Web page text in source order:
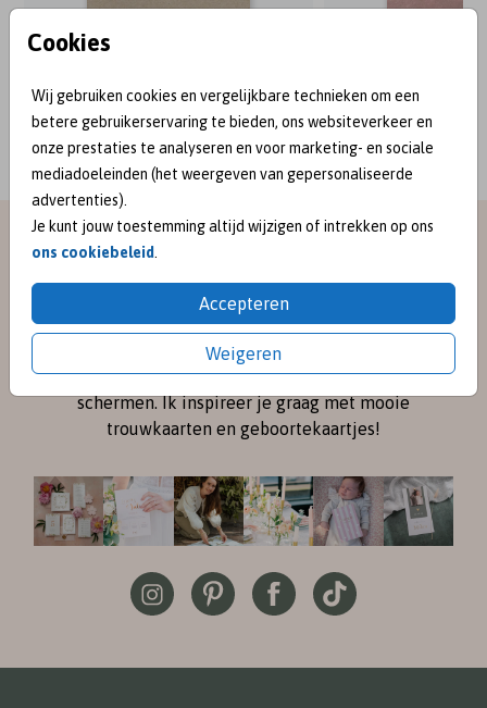
Cookies
Wij gebruiken cookies en vergelijkbare technieken om een
betere gebruikerservaring te bieden, ons websiteverkeer en
onze prestaties te analyseren en voor marketing- en sociale
mediadoeleinden (het weergeven van gepersonaliseerde
advertenties).
Je kunt jouw toestemming altijd wijzigen of intrekken op ons
ons cookiebeleid
Accepteren
Weigeren
BEKEND VAN:
meet me on
SOCIAL MEDIA
Instagramen
nieuwste ontwerpen en een kijkje achter de
schermen. Ik inspireer je graag met mooie
trouwkaarten en geboortekaartjes!